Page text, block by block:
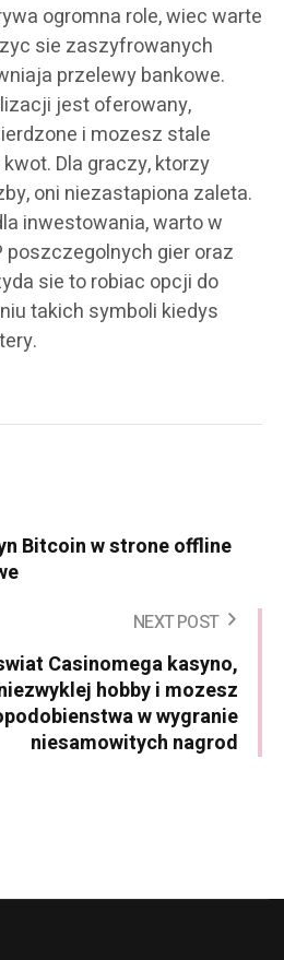
ogromna role, wiec warte
sie zaszyfrowanych
przelewy bankowe.
jest oferowany,
i mozesz stale
Dla graczy, ktorzy
oni niezastapiona zaleta.
inwestowania, warto w
poszczegolnych gier oraz
sie to robiac opcji do
takich symboli kiedys
Bitcoin w strone offline
NEXT POST
Casinomega kasyno,
hobby i mozesz
w wygranie
niesamowitych nagrod